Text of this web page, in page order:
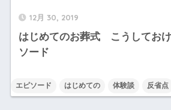
12月 30, 2019
はじめてのお葬式 こうしてお
ソード
エピソード はじめての 体験談 反省点